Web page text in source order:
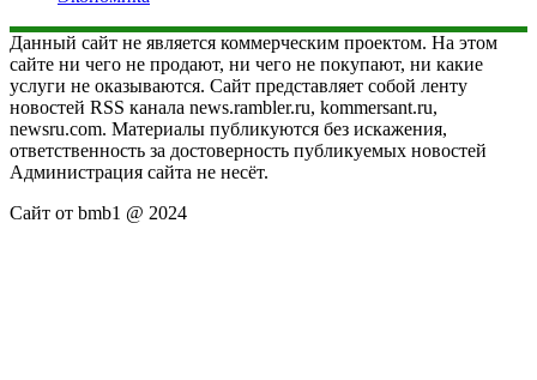
Данный сайт не является коммерческим проектом. На этом
сайте ни чего не продают, ни чего не покупают, ни какие
услуги не оказываются. Сайт представляет собой ленту
новостей RSS канала news.rambler.ru, kommersant.ru,
newsru.com. Материалы публикуются без искажения,
ответственность за достоверность публикуемых новостей
Администрация сайта не несёт.
Сайт от bmb1 @ 2024